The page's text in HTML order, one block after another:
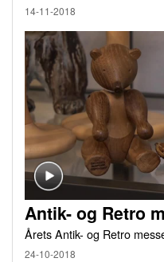
14-11-2018
Antik- og Retro
Årets Antik- og Retro
24-10-2018